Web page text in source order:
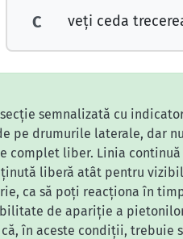
C veţi ceda
semnalizată cu
pe drumurile laterale, dar
complet liber. Linia
liberă atât pentru
ca să poți reacționa în
de apariție a
în aceste condiții, trebuie